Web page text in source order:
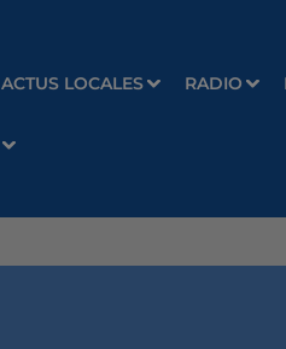
ACTUS LOCALES RADIO